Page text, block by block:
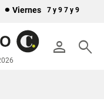
Viernes 7 y 9 7 y 9
person search